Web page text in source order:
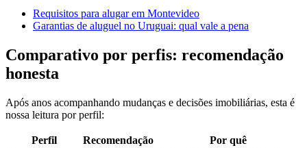
Requisitos para alugar em Montevideo
Garantias de aluguel no Uruguai: qual vale a pena
Comparativo por perfis: recomendação
honesta
Após anos acompanhando mudanças e decisões imobiliárias, esta é
nossa leitura por perfil:
Perfil Recomendação
Por quê